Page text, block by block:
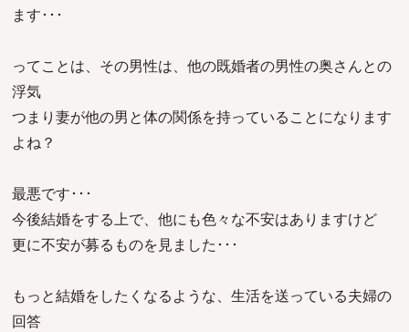
ます･･･
ってことは、その男性は、他の既婚者の男性の奥さんとの
浮気
つまり妻が他の男と体の関係を持っていることになります
よね？
最悪です･･･
今後結婚をする上で、他にも色々な不安はありますけど
更に不安が募るものを見ました･･･
もっと結婚をしたくなるような、生活を送っている夫婦の
回答